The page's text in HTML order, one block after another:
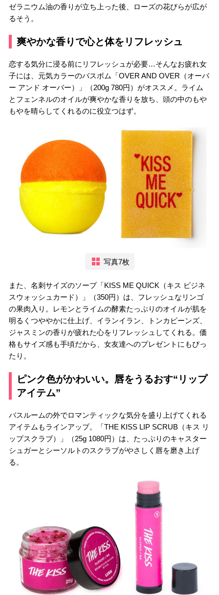
ゼラニウム油の香りが立ち上った後、ローズの花びらが広が
るそう。
爽やかな香りで心と体をリフレッシュ
恋する気分に浸る前にリフレッシュが必要…そんなお疲れ女
子には、元気カラーのバスボム「OVER AND OVER（オーバ
ー アンド オーバー）」（200g 780円）がオススメ。ライム
とフェンネルのオイルが爽やかな香りを放ち、頭の中のもや
もやを晴らしてくれるのに役立つはず。
写真7枚
また、名刺サイズのソープ「KISS ME QUICK（キス ビジネ
スウォッシュカード）」（350円）は、フレッシュなリンゴ
の果肉入り。レモンとライムの酵素たっぷりのオイルが肌を
明るくつややかに仕上げ、イランイラン、トンカビーンズ、
ジャスミンの香りが疲れた心をリフレッシュしてくれる。価
格もサイズ感も手頃だから、女友達へのプレゼントにもぴっ
たり。
ピンク色がかわいい。唇をうるおす“リップ
アイテム”
バスルームの外でロマンティックな気分を盛り上げてくれる
アイテムもラインアップ。「THE KISS LIP SCRUB（キス リ
ップスクラブ）」（25g 1080円）は、たっぷりのキャスター
シュガーとシーソルトのスクラブがやさしく唇を磨き上げ
る。